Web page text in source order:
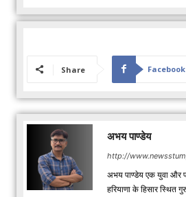
Share Facebook
अभय पाण्डेय
http://
अभय पाण्डेय एक युवा और
हरियाणा के हिसार स्थित